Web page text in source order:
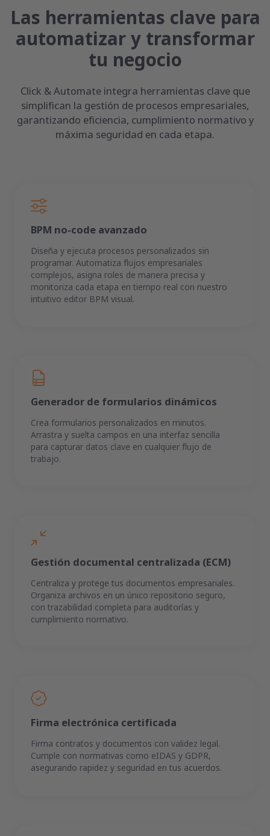
Las herramientas clave para
automatizar y transformar
tu negocio
Click & Automate integra herramientas clave que
simplifican la gestión de procesos empresariales,
garantizando eficiencia, cumplimiento normativo y
máxima seguridad en cada etapa.
BPM no-code avanzado
Diseña y ejecuta procesos personalizados sin
programar. Automatiza flujos empresariales
complejos, asigna roles de manera precisa y
monitoriza cada etapa en tiempo real con nuestro
intuitivo editor BPM visual.
Generador de formularios dinámicos
Crea formularios personalizados en minutos.
Arrastra y suelta campos en una interfaz sencilla
para capturar datos clave en cualquier flujo de
trabajo.
Gestión documental centralizada (ECM)
Centraliza y protege tus documentos empresariales.
Organiza archivos en un único repositorio seguro,
con trazabilidad completa para auditorías y
cumplimiento normativo.
Firma electrónica certificada
Firma contratos y documentos con validez legal.
Cumple con normativas como eIDAS y GDPR,
asegurando rapidez y seguridad en tus acuerdos.